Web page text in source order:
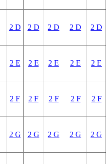
2 D 2 D 2 D 2 D 2 D
2 E 2 E 2 E 2 E 2 E
2 F 2 F 2 F 2 F 2 F
2 G 2 G 2 G 2 G 2 G